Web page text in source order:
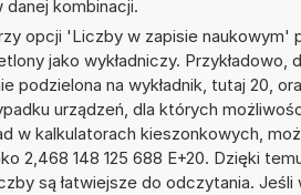
danej kombinacji.
opcji 'Liczby w zapisie naukowym'
jako wykładniczy. Przykładowo,
podzielona na wykładnik, tutaj 20,
urządzeń, dla których
w kalkulatorach kieszonkowych,
2,468 148 125 688 E+20. Dzięki
są łatwiejsze do odczytania.